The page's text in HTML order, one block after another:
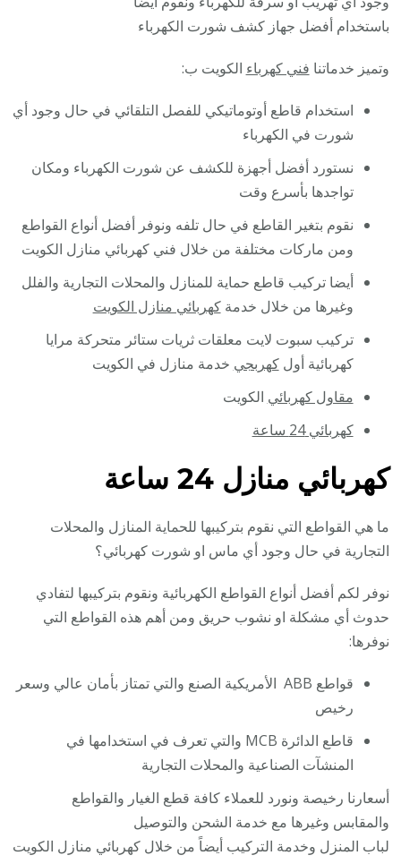
باستخدام أفضل جهاز كشف شورت الكهرباء
وتميز خدماتنا فني كهرباء الكويت ب:
استخدام قاطع أوتوماتيكي للفصل التلقائي في حال وجود أي
شورت في الكهرباء
نستورد أفضل أجهزة للكشف عن شورت الكهرباء ومكان
تواجدها بأسرع وقت
نقوم بتغير القاطع في حال تلفه ونوفر أفضل أنواع القواطع
ومن ماركات مختلفة من خلال فني كهربائي منازل الكويت
أيضا تركيب قاطع حماية للمنازل والمحلات التجارية والفلل
وغيرها من خلال خدمةكهربائي منازل الكويت
تركيب سبوت لايت معلقات ثريات ستائر متحركة مرايا
كهربائية أولكهربجي خدمة منازل في الكويت
مقاول كهربائي الكويت
كهربائي 24 ساعة
كهربائي منازل 24 ساعة
ما هي القواطع التي نقوم بتركيبها للحماية المنازل والمحلات
التجارية في حال وجود أي ماس او شورت كهربائي؟
نوفر لكم أفضل أنواع القواطع الكهربائية ونقوم بتركيبها لتفادي
حدوث أي مشكلة او نشوب حريق ومن أهم هذه القواطع التي
نوفرها:
قواطع ABB الأمريكية الصنع والتي تمتاز بأمان عالي وسعر
رخيص
قاطع الدائرة MCB والتي تعرف في استخدامها في
المنشآت الصناعية والمحلات التجارية
أسعارنا رخيصة ونورد للعملاء كافة قطع الغيار والقواطع
والمقابس وغيرها مع خدمة الشحن والتوصيل
لباب المنزل وخدمة التركيب أيضاً من خلال كهربائي منازل الكويت